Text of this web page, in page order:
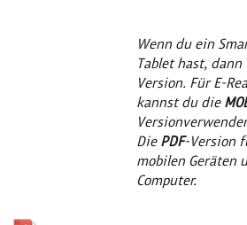
Wenn du ein
Tablet hast,
Version. Für E-
kannst du die
Version
Die PDF-Version
mobilen Geräten
Computer.